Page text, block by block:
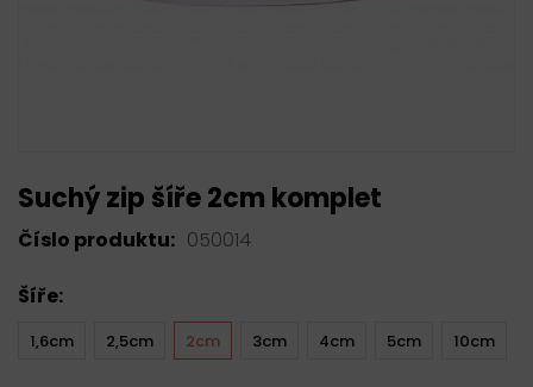
Suchý zip šíře 2cm komplet
Číslo produktu: 050014
Šíře:
1,6cm 2,5cm 2cm 3cm 4cm 5cm 10cm